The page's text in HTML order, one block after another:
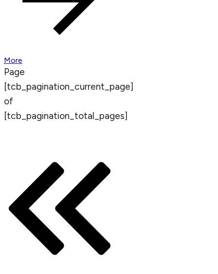
More
Page
[tcb_pagination_current_page]
of
[tcb_pagination_total_pages]